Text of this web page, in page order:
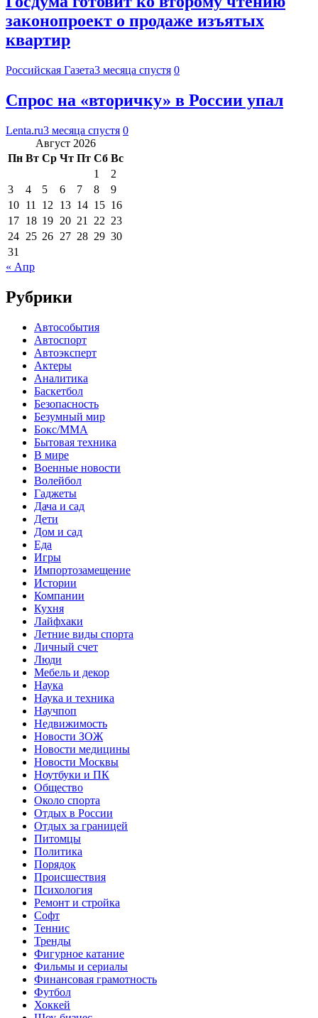
законопроект о продаже изъятых
квартир
Российская Газета3 месяца спустя 0
Спрос на «вторичку» в России упал
Lenta.ru3 месяца спустя 0
Август 2026
Пн Вт Ср Чт Пт Сб Вс
1
2
3
4 5 6 7 8
9
10 11 12 13 14 15 16
17 18 19 20 21 22 23
24 25 26 27 28 29 30
31
« Апр
Рубрики
Автособытия
Автоспорт
Автоэксперт
Актеры
Аналитика
Баскетбол
Безопасность
Безумный мир
Бокс/MMA
Бытовая техника
В мире
Военные новости
Волейбол
Гаджеты
Дача и сад
Дети
Дом и сад
Еда
Игры
Импортозамещение
Истории
Компании
Кухня
Лайфхаки
Летние виды спорта
Личный счет
Люди
Мебель и декор
Наука
Наука и техника
Научпоп
Недвижимость
Новости ЗОЖ
Новости медицины
Новости Москвы
Ноутбуки и ПК
Общество
Около спорта
Отдых в России
Отдых за границей
Питомцы
Политика
Порядок
Происшествия
Психология
Ремонт и стройка
Софт
Теннис
Тренды
Фигурное катание
Фильмы и сериалы
Финансовая грамотность
Футбол
Хоккей